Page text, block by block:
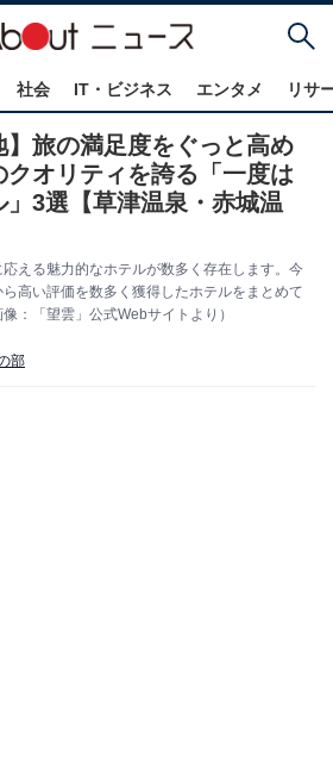
社会 IT・ビジネス エンタメ リサ
】旅の満足度をぐっと高め
オリティを誇る「一度は
3選【草津温泉・赤城温
える魅力的なホテルが数多く存在します。今
高い評価を数多く獲得したホテルをまとめて
：「望雲」公式Webサイトより）
部